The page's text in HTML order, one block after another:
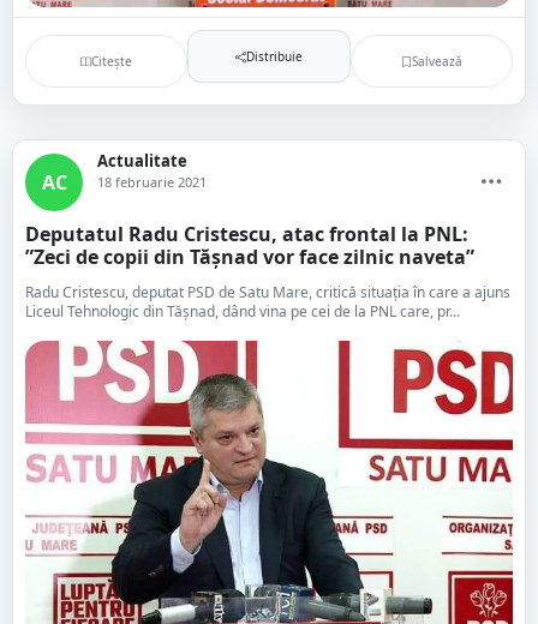
Citește Distribuie Salvează
AC
Actualitate
18 februarie 2021
Deputatul Radu Cristescu, atac frontal la PNL:
”Zeci de copii din Tășnad vor face zilnic naveta”
Radu Cristescu, deputat PSD de Satu Mare, critică situația în care a ajuns
Liceul Tehnologic din Tășnad, dând vina pe cei de la PNL care, pr...